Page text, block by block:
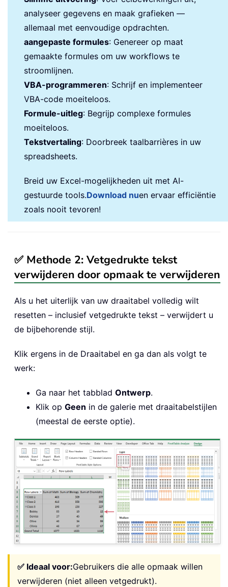
analyseer gegevens en maak grafieken —
allemaal met eenvoudige opdrachten.
aangepaste formules: Genereer op maat
gemaakte formules om uw workflows te
stroomlijnen.
VBA-programmeren: Schrijf en implementeer
VBA-code moeiteloos.
Formule-uitleg: Begrijp complexe formules
moeiteloos.
Tekstvertaling: Doorbreek taalbarrières in uw
spreadsheets.
Breid uw Excel-mogelijkheden uit met AI-
gestuurde tools.Download nuen ervaar efficiëntie
zoals nooit tevoren!
✅ Methode 2: Vetgedrukte tekst
verwijderen door opmaak te verwijderen
Als u het uiterlijk van uw draaitabel volledig wilt
resetten – inclusief vetgedrukte tekst – verwijdert u
de bijbehorende stijl.
Klik ergens in de Draaitabel en ga dan als volgt te
werk:
Ga naar het tabblad Ontwerp.
Klik op Geen in de galerie met draaitabelstijlen
(meestal de eerste optie).
✅ Ideaal voor:Gebruikers die alle opmaak willen
verwijderen (niet alleen vetgedrukt).